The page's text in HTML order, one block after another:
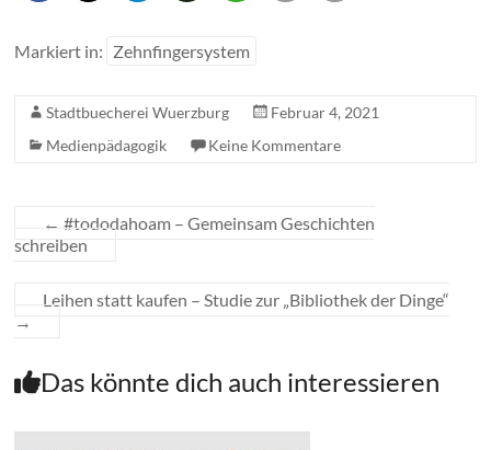
Markiert in: Zehnfingersystem
Stadtbuecherei Wuerzburg
Februar 4, 2021
Medienpädagogik
Keine Kommentare
← #tododahoam – Gemeinsam Geschichten
schreiben
Leihen statt kaufen – Studie zur „Bibliothek der Dinge“
→
Das könnte dich auch interessieren